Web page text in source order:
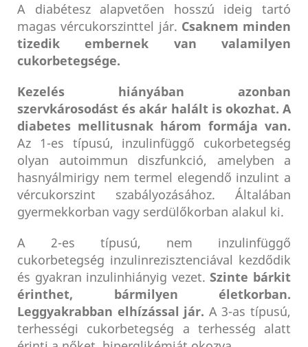
A diabétesz alapvetően hosszú ideig tartó
magas vércukorszinttel jár. Csaknem minden
tizedik embernek van valamilyen
cukorbetegsége.
Kezelés hiányában azonban
szervkárosodást és akár halált is okozhat. A
diabetes mellitusnak három formája van.
Az 1-es típusú, inzulinfüggő cukorbetegség
olyan autoimmun diszfunkció, amelyben a
hasnyálmirigy nem termel elegendő inzulint a
vércukorszint szabályozásához. Általában
gyermekkorban vagy serdülőkorban alakul ki.
A 2-es típusú, nem inzulinfüggő
cukorbetegség inzulinrezisztenciával kezdődik
és gyakran inzulinhiányig vezet.Szinte bárkit
érinthet, bármilyen életkorban.
Leggyakrabban elhízással jár. A 3-as típusú,
terhességi cukorbetegség a terhesség alatt